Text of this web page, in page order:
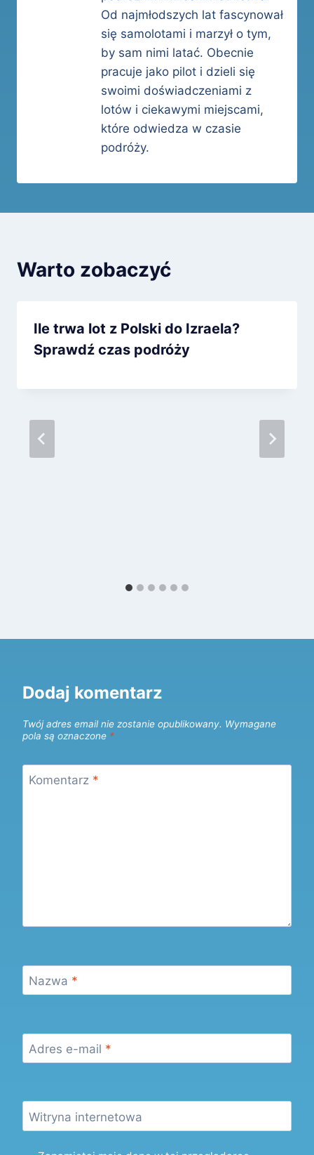
Od najmłodszych lat fascynował
się samolotami i marzył o tym,
by sam nimi latać. Obecnie
pracuje jako pilot i dzieli się
swoimi doświadczeniami z
lotów i ciekawymi miejscami,
które odwiedza w czasie
podróży.
Warto zobaczyć
Ile trwa lot z Polski do Izraela?
Sprawdź czas podróży
Dodaj komentarz
Twój adres email nie zostanie opublikowany. Wymagane
pola są oznaczone *
Komentarz *
Nazwa *
Adres e-mail *
Witryna internetowa